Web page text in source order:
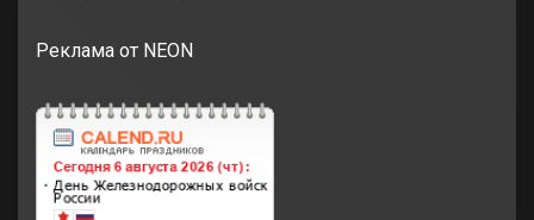
Реклама от NEON